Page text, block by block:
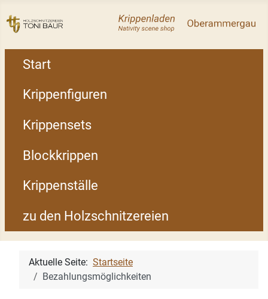
Start
Krippenfiguren
Krippensets
Blockkrippen
Krippenställe
zu den Holzschnitzereien
Aktuelle Seite: Startseite
Bezahlungsmöglichkeiten